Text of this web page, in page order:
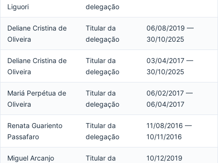
Liguori
delegação
Deliane Cristina de
Oliveira
Titular da
delegação
06/08/2019 —
30/10/2025
Deliane Cristina de
Oliveira
Titular da
delegação
03/04/2017 —
30/10/2025
Mariá Perpétua de
Oliveira
Titular da
delegação
06/02/2017 —
06/04/2017
Renata Guariento
Passafaro
Titular da
delegação
11/08/2016 —
10/11/2016
Miguel Arcanjo
Titular da
10/12/2019